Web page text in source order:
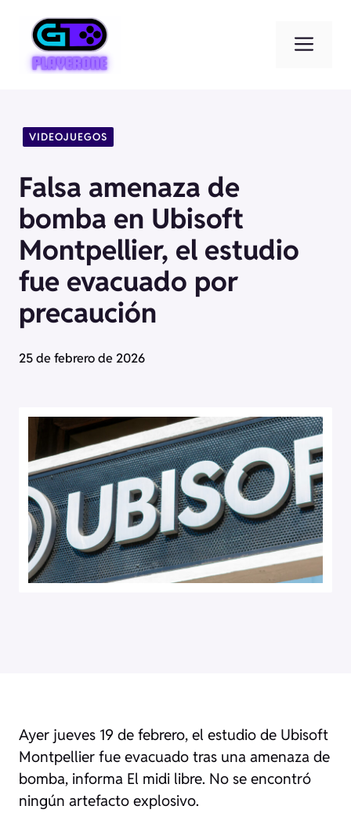
contenido
VIDEOJUEGOS
Falsa amenaza de
bomba en Ubisoft
Montpellier, el estudio
fue evacuado por
precaución
25 de febrero de 2026
Ayer jueves 19 de febrero, el estudio de Ubisoft
Montpellier fue evacuado tras una amenaza de
bomba, informa El midi libre. No se encontró
ningún artefacto explosivo.